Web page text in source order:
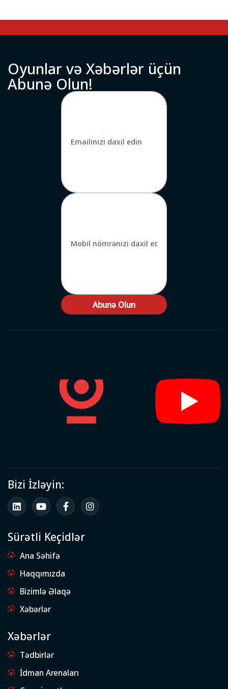
Oyunlarvə Xəbərlər üçün
Abunə Olun!
Abunə Olun
Bizi İzləyin:
Sürətli Keçidlər
Ana Səhifə
Haqqımızda
Bizimlə Əlaqə
Xəbərlər
Xəbərlər
Tədbirlər
İdman Arenaları